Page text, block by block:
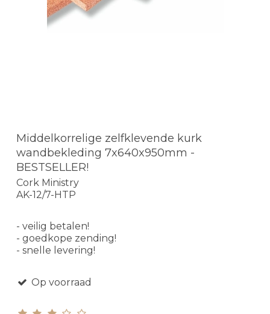
Middelkorrelige zelfklevende kurk
wandbekleding 7x640x950mm -
BESTSELLER!
Cork Ministry
AK-12/7-HTP
- veilig betalen!
- goedkope zending!
- snelle levering!
Op voorraad